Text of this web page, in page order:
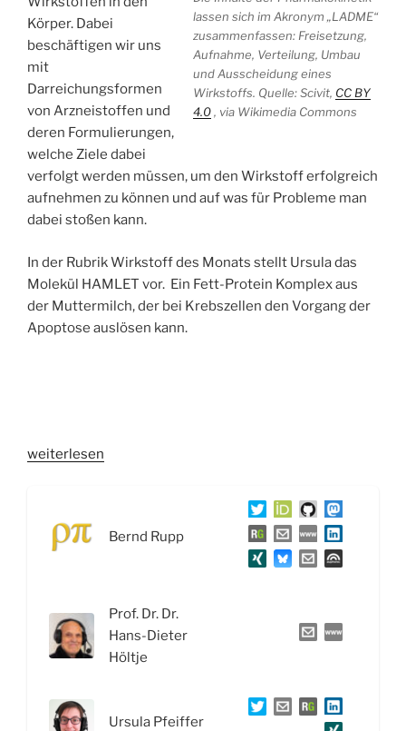
lassen sich im Akronym „LADME“
zusammenfassen: Freisetzung,
Aufnahme, Verteilung, Umbau
und Ausscheidung eines
Wirkstoffs. Quelle: Scivit, CC BY
4.0, via Wikimedia Commons
Körper. Dabei
beschäftigen wir uns
mit
Darreichungsformen
von Arzneistoffen und
deren Formulierungen,
welche Ziele dabei
verfolgt werden müssen, um den Wirkstoff erfolgreich
aufnehmen zu können und auf was für Probleme man
dabei stoßen kann.
In der Rubrik Wirkstoff des Monats stellt Ursula das
Molekül HAMLET vor. Ein Fett-Protein Komplex aus
der Muttermilch, der bei Krebszellen den Vorgang der
Apoptose auslösen kann.
„WSR041
Wirkstoffen
Komplex“
weiterlesen
Bernd Rupp
Prof. Dr. Dr.
Hans-Dieter
Höltje
Ursula Pfeiffer